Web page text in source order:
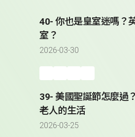
40- 你也是皇室迷嗎？
室？
2026-03-30
39- 美國聖誕節怎麼過
老人的生活
2026-03-25